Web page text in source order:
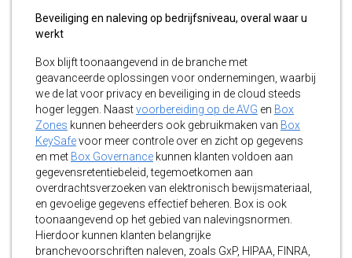
Beveiliging en naleving op bedrijfsniveau, overal waar u
werkt
Box blijft toonaangevend in de branche met
geavanceerde oplossingen voor ondernemingen, waarbij
we de lat voor privacy en beveiliging in de cloud steeds
hoger leggen. Naastvoorbereiding op de AVG en Box
Zones kunnen beheerders ook gebruikmaken van Box
KeySafevoor meer controle over en zicht op gegevens
en met Box Governance kunnen klanten voldoen aan
gegevensretentiebeleid, tegemoetkomen aan
overdrachtsverzoeken van elektronisch bewijsmateriaal,
en gevoelige gegevens effectief beheren. Box is ook
toonaangevend op het gebied van nalevingsnormen.
Hierdoor kunnen klanten belangrijke
branchevoorschriften naleven, zoals GxP, HIPAA, FINRA,